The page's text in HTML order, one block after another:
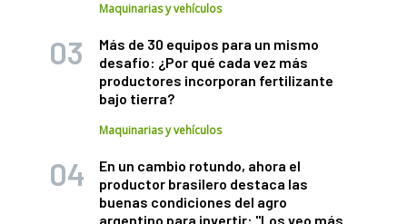
Maquinarias y vehículos
Más de 30 equipos para un mismo
desafío: ¿Por qué cada vez más
productores incorporan fertilizante
bajo tierra?
Maquinarias y vehículos
En un cambio rotundo, ahora el
productor brasilero destaca las
buenas condiciones del agro
argentino para invertir: "Los veo más